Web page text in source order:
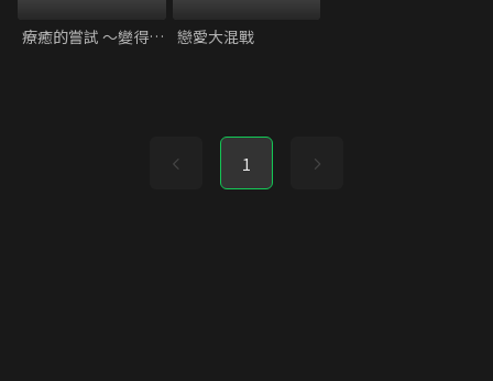
療癒的嘗試 ～變得愛自己的方法 戀愛大混戰
1